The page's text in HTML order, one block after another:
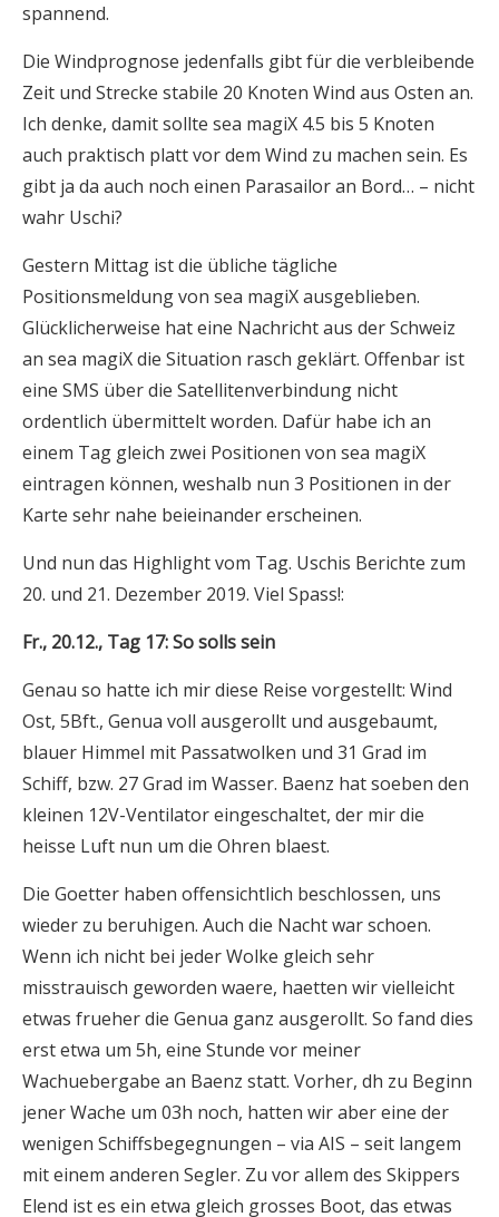
spannend.
Die Windprognose jedenfalls gibt für die verbleibende
Zeit und Strecke stabile 20 Knoten Wind aus Osten an.
Ich denke, damit sollte sea magiX 4.5 bis 5 Knoten
auch praktisch platt vor dem Wind zu machen sein. Es
gibt ja da auch noch einen Parasailor an Bord… – nicht
wahr Uschi?
Gestern Mittag ist die übliche tägliche
Positionsmeldung von sea magiX ausgeblieben.
Glücklicherweise hat eine Nachricht aus der Schweiz
an sea magiX die Situation rasch geklärt. Offenbar ist
eine SMS über die Satellitenverbindung nicht
ordentlich übermittelt worden. Dafür habe ich an
einem Tag gleich zwei Positionen von sea magiX
eintragen können, weshalb nun 3 Positionen in der
Karte sehr nahe beieinander erscheinen.
Und nun das Highlight vom Tag. Uschis Berichte zum
20. und 21. Dezember 2019. Viel Spass!:
Fr., 20.12., Tag 17: So solls sein
Genau so hatte ich mir diese Reise vorgestellt: Wind
Ost, 5Bft., Genua voll ausgerollt und ausgebaumt,
blauer Himmel mit Passatwolken und 31 Grad im
Schiff, bzw. 27 Grad im Wasser. Baenz hat soeben den
kleinen 12V-Ventilator eingeschaltet, der mir die
heisse Luft nun um die Ohren blaest.
Die Goetter haben offensichtlich beschlossen, uns
wieder zu beruhigen. Auch die Nacht war schoen.
Wenn ich nicht bei jeder Wolke gleich sehr
misstrauisch geworden waere, haetten wir vielleicht
etwas frueher die Genua ganz ausgerollt. So fand dies
erst etwa um 5h, eine Stunde vor meiner
Wachuebergabe an Baenz statt. Vorher, dh zu Beginn
jener Wache um 03h noch, hatten wir aber eine der
wenigen Schiffsbegegnungen – via AIS – seit langem
mit einem anderen Segler. Zu vor allem des Skippers
Elend ist es ein etwa gleich grosses Boot, das etwas